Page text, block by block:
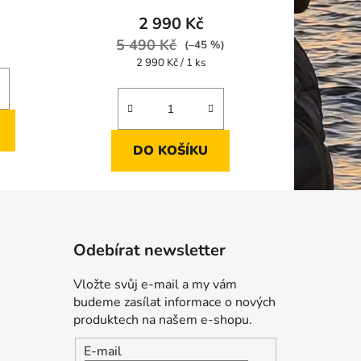
2 990 Kč
5 490 Kč (–45 %)
Měrná
2 990 Kč / 1 ks
DO KOŠÍKU
Odebírat newsletter
Vložte svůj e-mail a my vám
budeme zasílat informace o nových
produktech na našem e-shopu.
E-mail